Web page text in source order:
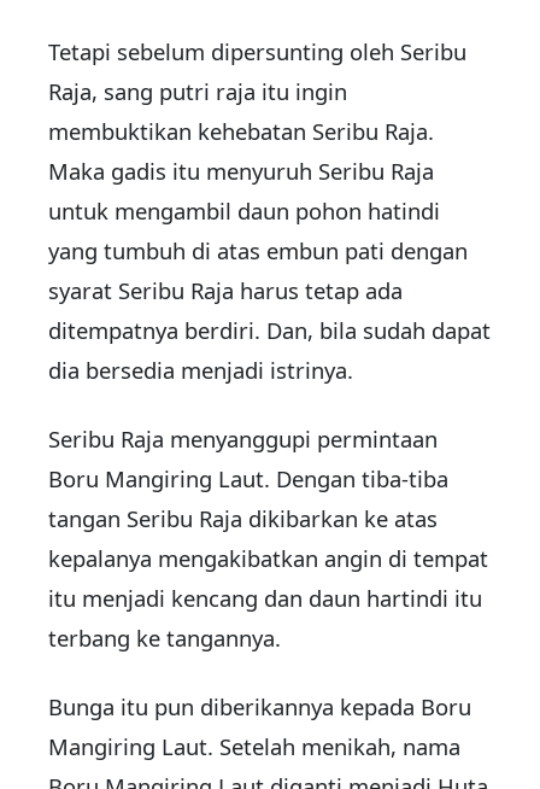
Tetapi sebelum dipersunting oleh Seribu
Raja, sang putri raja itu ingin
membuktikan kehebatan Seribu Raja.
Maka gadis itu menyuruh Seribu Raja
untuk mengambil daun pohon hatindi
yang tumbuh di atas embun pati dengan
syarat Seribu Raja harus tetap ada
ditempatnya berdiri. Dan, bila sudah dapat
dia bersedia menjadi istrinya.
Seribu Raja menyanggupi permintaan
Boru Mangiring Laut. Dengan tiba-tiba
tangan Seribu Raja dikibarkan ke atas
kepalanya mengakibatkan angin di tempat
itu menjadi kencang dan daun hartindi itu
terbang ke tangannya.
Bunga itu pun diberikannya kepada Boru
Mangiring Laut. Setelah menikah, nama